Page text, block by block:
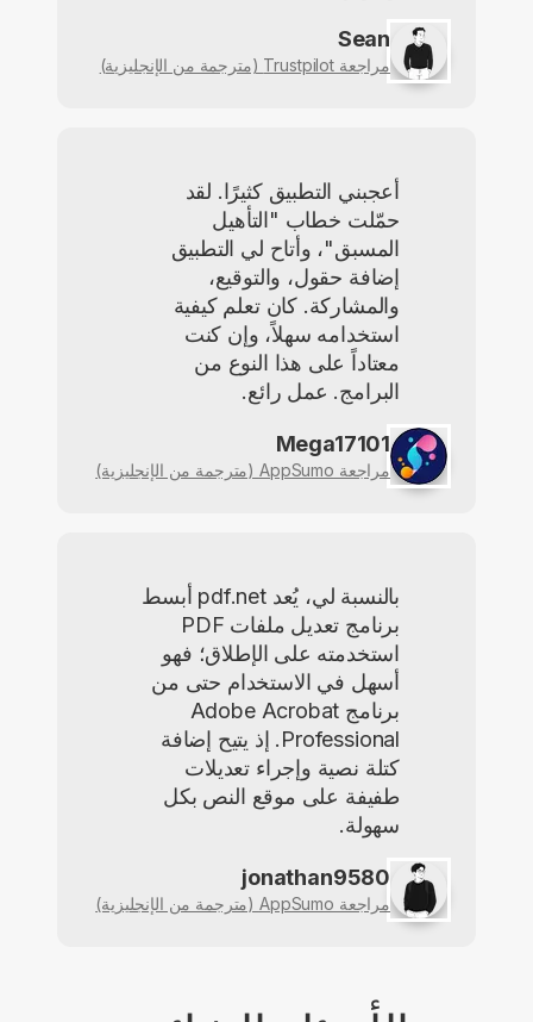
Sean
مراجعة Trustpilot (مترجمة من الإنجليزية)
أعجبني التطبيق كثيرًا. لقد
حمّلت خطاب "التأهيل
المسبق"، وأتاح لي التطبيق
إضافة حقول، والتوقيع،
والمشاركة. كان تعلم كيفية
استخدامه سهلاً، وإن كنت
معتاداً على هذا النوع من
البرامج. عمل رائع.
Mega17101
مراجعة AppSumo (مترجمة من الإنجليزية)
بالنسبة لي، يُعد pdf.net أبسط
برنامج تعديل ملفات PDF
استخدمته على الإطلاق؛ فهو
أسهل في الاستخدام حتى من
برنامج Adobe Acrobat
Professional. إذ يتيح إضافة
كتلة نصية وإجراء تعديلات
طفيفة على موقع النص بكل
سهولة.
jonathan9580
مراجعة AppSumo (مترجمة من الإنجليزية)